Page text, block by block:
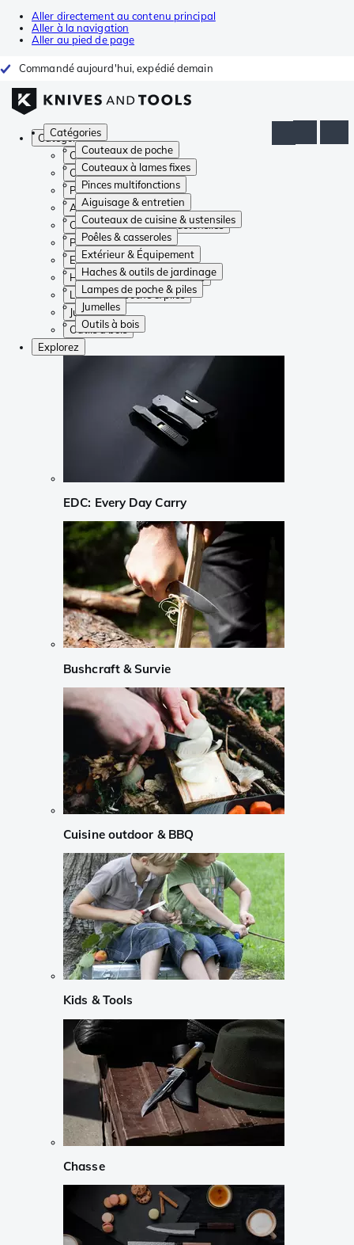
Aller directement au contenu principal
Aller à la navigation
Aller au pied de page
Commandé aujourd'hui, expédié demain
Catégories
Couteaux de poche
Couteaux à lames fixes
Pinces multifonctions
Aiguisage & entretien
Couteaux de cuisine & ustensiles
Poêles & casseroles
Extérieur & Équipement
Haches & outils de jardinage
Lampes de poche & piles
Jumelles
Outils à bois
Catégories
Couteaux de poche
Couteaux à lames fixes
Pinces multifonctions
Aiguisage & entretien
Couteaux de cuisine & ustensiles
Poêles & casseroles
Extérieur & Équipement
Haches & outils de jardinage
Lampes de poche & piles
Jumelles
Outils à bois
Explorez
EDC: Every Day Carry
Bushcraft & Survie
Cuisine outdoor & BBQ
Kids & Tools
Chasse